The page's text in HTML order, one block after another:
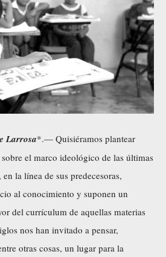
Larrosa*.— Quisiéramos plantear
el marco ideológico de las últimas
la línea de sus predecesoras,
al conocimiento y suponen un
del currículum de aquellas materias
nos han invitado a pensar,
otras cosas, un lugar para la